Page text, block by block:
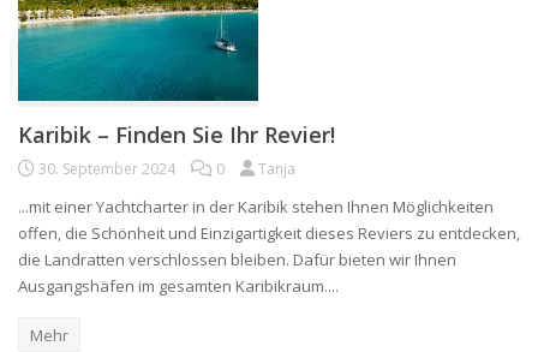
Karibik – Finden Sie Ihr Revier!
30. September 2024 0 Tanja
...mit einer Yachtcharter in der Karibik stehen Ihnen Möglichkeiten
offen, die Schönheit und Einzigartigkeit dieses Reviers zu entdecken,
die Landratten verschlossen bleiben. Dafür bieten wir Ihnen
Ausgangshäfen im gesamten Karibikraum....
Mehr